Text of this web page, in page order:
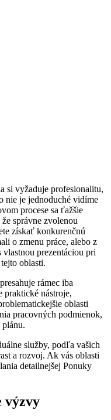
si vyžaduje profesionalitu,
nie je jednoduché vidíme
procese sa ťažšie
správne zvolenou
získať konkurenčnú
o zmenu práce, alebo z
prezentáciou pri
oblasti.
rámec iba
praktické nástroje,
oblasti
pracovných podmienok,
služby, podľa vašich
a rozvoj. Ak vás oblasti
detailnejšej Ponuky
výzvy